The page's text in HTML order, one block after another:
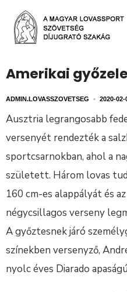
Amerikai
ADMIN.LOVASSZOVETSEG • 2020-02-
Ausztria legrangosabb
versenyét rendezték a
sportcsarnokban, ahol a
született. Három lovas
160 cm-es alappályát és
négycsillagos verseny
A győztesnek járó
színekben versenyző,
nyolc éves Diarado